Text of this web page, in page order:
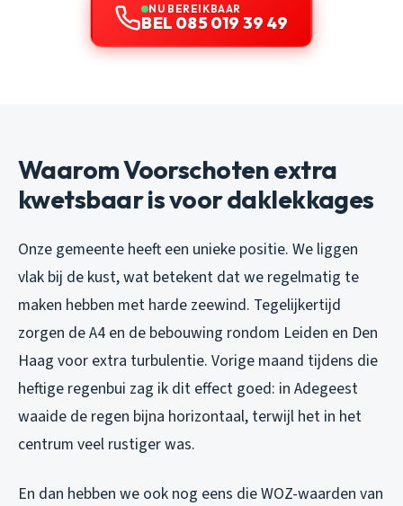
NU BEREIKBAAR
BEL 085 019 39 49
Waarom Voorschoten extra
kwetsbaar is voor daklekkages
Onze gemeente heeft een unieke positie. We liggen
vlak bij de kust, wat betekent dat we regelmatig te
maken hebben met harde zeewind. Tegelijkertijd
zorgen de A4 en de bebouwing rondom Leiden en Den
Haag voor extra turbulentie. Vorige maand tijdens die
heftige regenbui zag ik dit effect goed: in Adegeest
waaide de regen bijna horizontaal, terwijl het in het
centrum veel rustiger was.
En dan hebben we ook nog eens die WOZ-waarden van